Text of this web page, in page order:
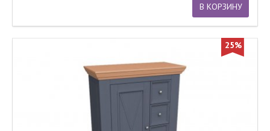
В КОРЗИНУ
25%